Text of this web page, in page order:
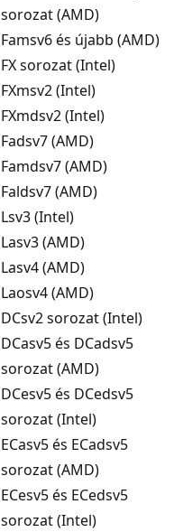
sorozat (AMD)
Famsv6 és újabb (AMD)
FX sorozat (Intel)
FXmsv2 (Intel)
FXmdsv2 (Intel)
Fadsv7 (AMD)
Famdsv7 (AMD)
Faldsv7 (AMD)
Lsv3 (Intel)
Lasv3 (AMD)
Lasv4 (AMD)
Laosv4 (AMD)
DCsv2 sorozat (Intel)
DCasv5 és DCadsv5
sorozat (AMD)
DCesv5 és DCedsv5
sorozat (Intel)
ECasv5 és ECadsv5
sorozat (AMD)
ECesv5 és ECedsv5
sorozat (Intel)